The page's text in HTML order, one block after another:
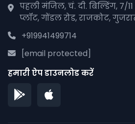
पहली मंजिल, चं. दी. बिल्डिंग, 7/
प्लॉट, गोंडल रोड, राजकोट,
+919941499714
[email protected]
हमारी ऐप डाउनलोड करें